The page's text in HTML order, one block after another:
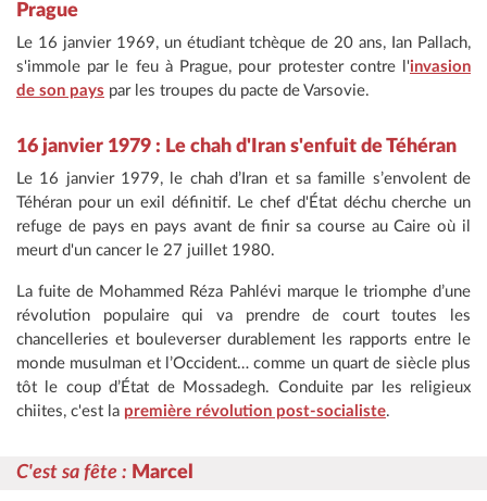
Prague
Le 16 janvier 1969, un étudiant tchèque de 20 ans, Ian Pallach,
s'immole par le feu à Prague, pour protester contre l'invasion
de son pays par les troupes du pacte de Varsovie.
16 janvier 1979 : Le chah d'Iran s'enfuit de Téhéran
Le 16 janvier 1979, le chah d’Iran et sa famille s’envolent de
Téhéran pour un exil définitif. Le chef d'État déchu cherche un
refuge de pays en pays avant de finir sa course au Caire où il
meurt d'un cancer le 27 juillet 1980.
La fuite de Mohammed Réza Pahlévi marque le triomphe d’une
révolution populaire qui va prendre de court toutes les
chancelleries et bouleverser durablement les rapports entre le
monde musulman et l’Occident… comme un quart de siècle plus
tôt le coup d’État de Mossadegh. Conduite par les religieux
chiites, c'est la première révolution post-socialiste.
C'est sa fête : Marcel